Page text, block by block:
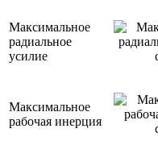
Максимальное
радиальное
усилие
Максимальное
рабочая инерция